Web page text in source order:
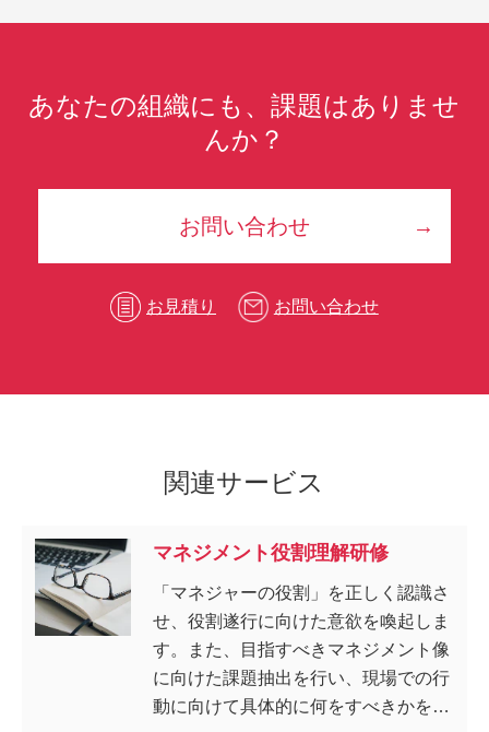
あなたの組織にも、課題はありませ
んか？
お問い合わせ
お見積り お問い合わせ
関連サービス
マネジメント役割理解研修
「マネジャーの役割」を正しく認識さ
せ、役割遂行に向けた意欲を喚起しま
す。また、目指すべきマネジメント像
に向けた課題抽出を行い、現場での行
動に向けて具体的に何をすべきかを明